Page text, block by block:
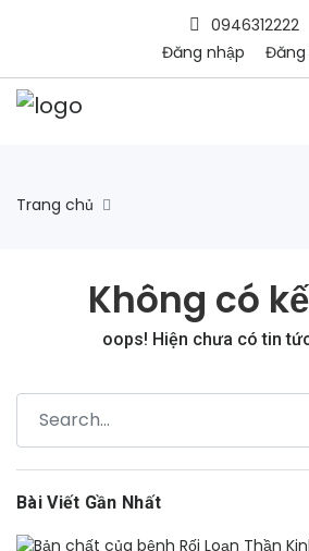
0946312222
Đăng nhập
Đăng
Trang chủ
Không có
oops! Hiện chưa có tin
Bài Viết Gần Nhất